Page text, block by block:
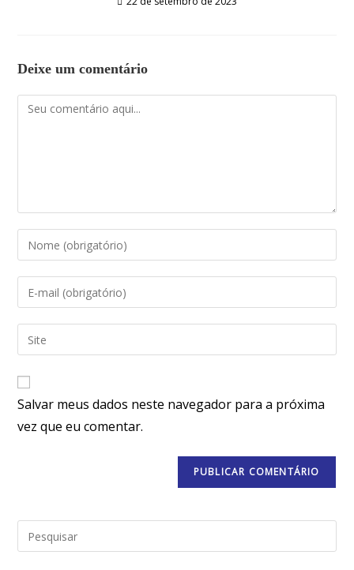
Deixe um comentário
Salvar meus dados neste navegador para a próxima
vez que eu comentar.